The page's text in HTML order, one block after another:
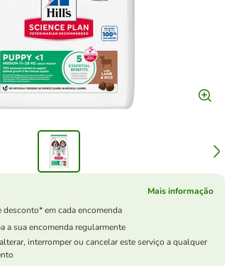
Mais informação
desconto* em cada encomenda
a sua encomenda regularmente
interromper ou cancelar este serviço a qualquer